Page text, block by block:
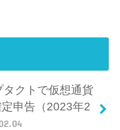
クトで仮想通貨
申告（2023年2